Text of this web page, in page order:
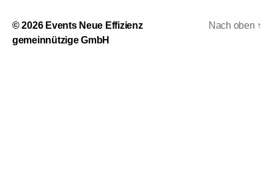
© 2026 Events Neue Effizienz
gemeinnützige GmbH
Nach oben ↑